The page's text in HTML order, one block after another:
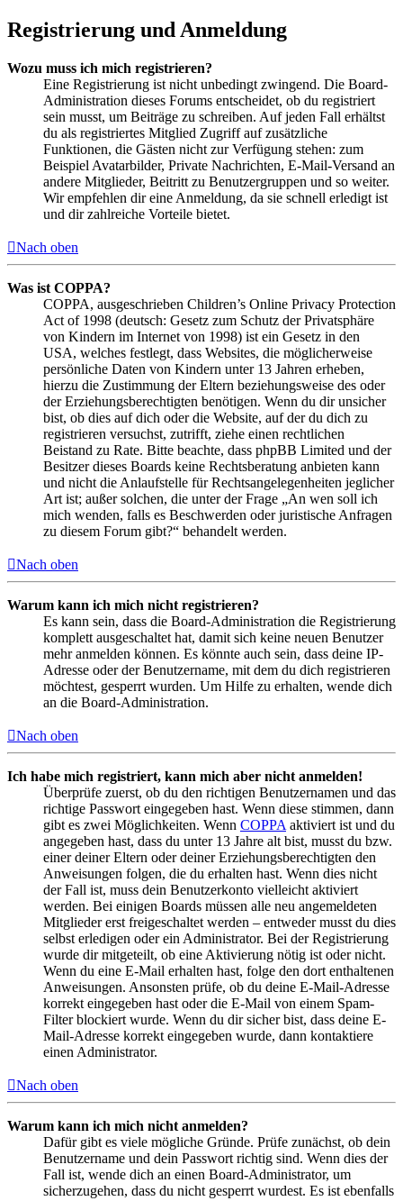
Registrierung und Anmeldung
Wozu muss ich mich registrieren?
Eine Registrierung ist nicht unbedingt zwingend. Die Board-
Administration dieses Forums entscheidet, ob du registriert
sein musst, um Beiträge zu schreiben. Auf jeden Fall erhältst
du als registriertes Mitglied Zugriff auf zusätzliche
Funktionen, die Gästen nicht zur Verfügung stehen: zum
Beispiel Avatarbilder, Private Nachrichten, E-Mail-Versand an
andere Mitglieder, Beitritt zu Benutzergruppen und so weiter.
Wir empfehlen dir eine Anmeldung, da sie schnell erledigt ist
und dir zahlreiche Vorteile bietet.
Nach oben
Was ist COPPA?
COPPA, ausgeschrieben Children’s Online Privacy Protection
Act of 1998 (deutsch: Gesetz zum Schutz der Privatsphäre
von Kindern im Internet von 1998) ist ein Gesetz in den
USA, welches festlegt, dass Websites, die möglicherweise
persönliche Daten von Kindern unter 13 Jahren erheben,
hierzu die Zustimmung der Eltern beziehungsweise des oder
der Erziehungsberechtigten benötigen. Wenn du dir unsicher
bist, ob dies auf dich oder die Website, auf der du dich zu
registrieren versuchst, zutrifft, ziehe einen rechtlichen
Beistand zu Rate. Bitte beachte, dass phpBB Limited und der
Besitzer dieses Boards keine Rechtsberatung anbieten kann
und nicht die Anlaufstelle für Rechtsangelegenheiten jeglicher
Art ist; außer solchen, die unter der Frage „An wen soll ich
mich wenden, falls es Beschwerden oder juristische Anfragen
zu diesem Forum gibt?“ behandelt werden.
Nach oben
Warum kann ich mich nicht registrieren?
Es kann sein, dass die Board-Administration die Registrierung
komplett ausgeschaltet hat, damit sich keine neuen Benutzer
mehr anmelden können. Es könnte auch sein, dass deine IP-
Adresse oder der Benutzername, mit dem du dich registrieren
möchtest, gesperrt wurden. Um Hilfe zu erhalten, wende dich
an die Board-Administration.
Nach oben
Ich habe mich registriert, kann mich aber nicht anmelden!
Überprüfe zuerst, ob du den richtigen Benutzernamen und das
richtige Passwort eingegeben hast. Wenn diese stimmen, dann
gibt es zwei Möglichkeiten. Wenn COPPA aktiviert ist und du
angegeben hast, dass du unter 13 Jahre alt bist, musst du bzw.
einer deiner Eltern oder deiner Erziehungsberechtigten den
Anweisungen folgen, die du erhalten hast. Wenn dies nicht
der Fall ist, muss dein Benutzerkonto vielleicht aktiviert
werden. Bei einigen Boards müssen alle neu angemeldeten
Mitglieder erst freigeschaltet werden – entweder musst du dies
selbst erledigen oder ein Administrator. Bei der Registrierung
wurde dir mitgeteilt, ob eine Aktivierung nötig ist oder nicht.
Wenn du eine E-Mail erhalten hast, folge den dort enthaltenen
Anweisungen. Ansonsten prüfe, ob du deine E-Mail-Adresse
korrekt eingegeben hast oder die E-Mail von einem Spam-
Filter blockiert wurde. Wenn du dir sicher bist, dass deine E-
Mail-Adresse korrekt eingegeben wurde, dann kontaktiere
einen Administrator.
Nach oben
Warum kann ich mich nicht anmelden?
Dafür gibt es viele mögliche Gründe. Prüfe zunächst, ob dein
Benutzername und dein Passwort richtig sind. Wenn dies der
Fall ist, wende dich an einen Board-Administrator, um
sicherzugehen, dass du nicht gesperrt wurdest. Es ist ebenfalls